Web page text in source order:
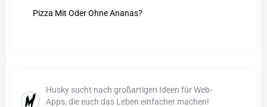
Pizza Mit Oder Ohne Ananas?
Husky sucht nach großartigen Ideen für Web-
Apps, die euch das Leben einfacher machen!